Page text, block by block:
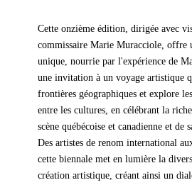
Cette onzième édition, dirigée avec
commissaire Marie Muracciole, offre
unique, nourrie par l'expérience de
une invitation à un voyage artistique
frontières géographiques et explore
entre les cultures, en célébrant la
scène québécoise et canadienne et de
Des artistes de renom international
cette biennale met en lumière la
création artistique, créant ainsi un